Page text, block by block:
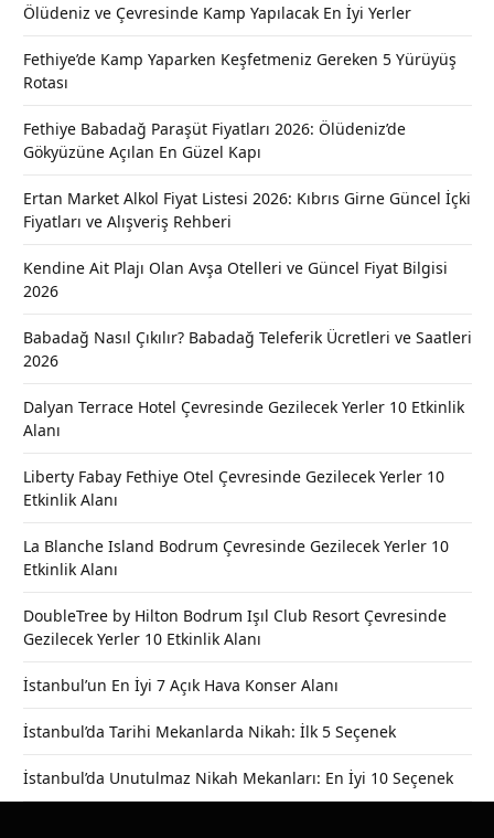
Ölüdeniz ve Çevresinde Kamp Yapılacak En İyi Yerler
Fethiye’de Kamp Yaparken Keşfetmeniz Gereken 5 Yürüyüş
Rotası
Fethiye Babadağ Paraşüt Fiyatları 2026: Ölüdeniz’de
Gökyüzüne Açılan En Güzel Kapı
Ertan Market Alkol Fiyat Listesi 2026: Kıbrıs Girne Güncel İçki
Fiyatları ve Alışveriş Rehberi
Kendine Ait Plajı Olan Avşa Otelleri ve Güncel Fiyat Bilgisi
2026
Babadağ Nasıl Çıkılır? Babadağ Teleferik Ücretleri ve Saatleri
2026
Dalyan Terrace Hotel Çevresinde Gezilecek Yerler 10 Etkinlik
Alanı
Liberty Fabay Fethiye Otel Çevresinde Gezilecek Yerler 10
Etkinlik Alanı
La Blanche Island Bodrum Çevresinde Gezilecek Yerler 10
Etkinlik Alanı
DoubleTree by Hilton Bodrum Işıl Club Resort Çevresinde
Gezilecek Yerler 10 Etkinlik Alanı
İstanbul’un En İyi 7 Açık Hava Konser Alanı
İstanbul’da Tarihi Mekanlarda Nikah: İlk 5 Seçenek
İstanbul’da Unutulmaz Nikah Mekanları: En İyi 10 Seçenek